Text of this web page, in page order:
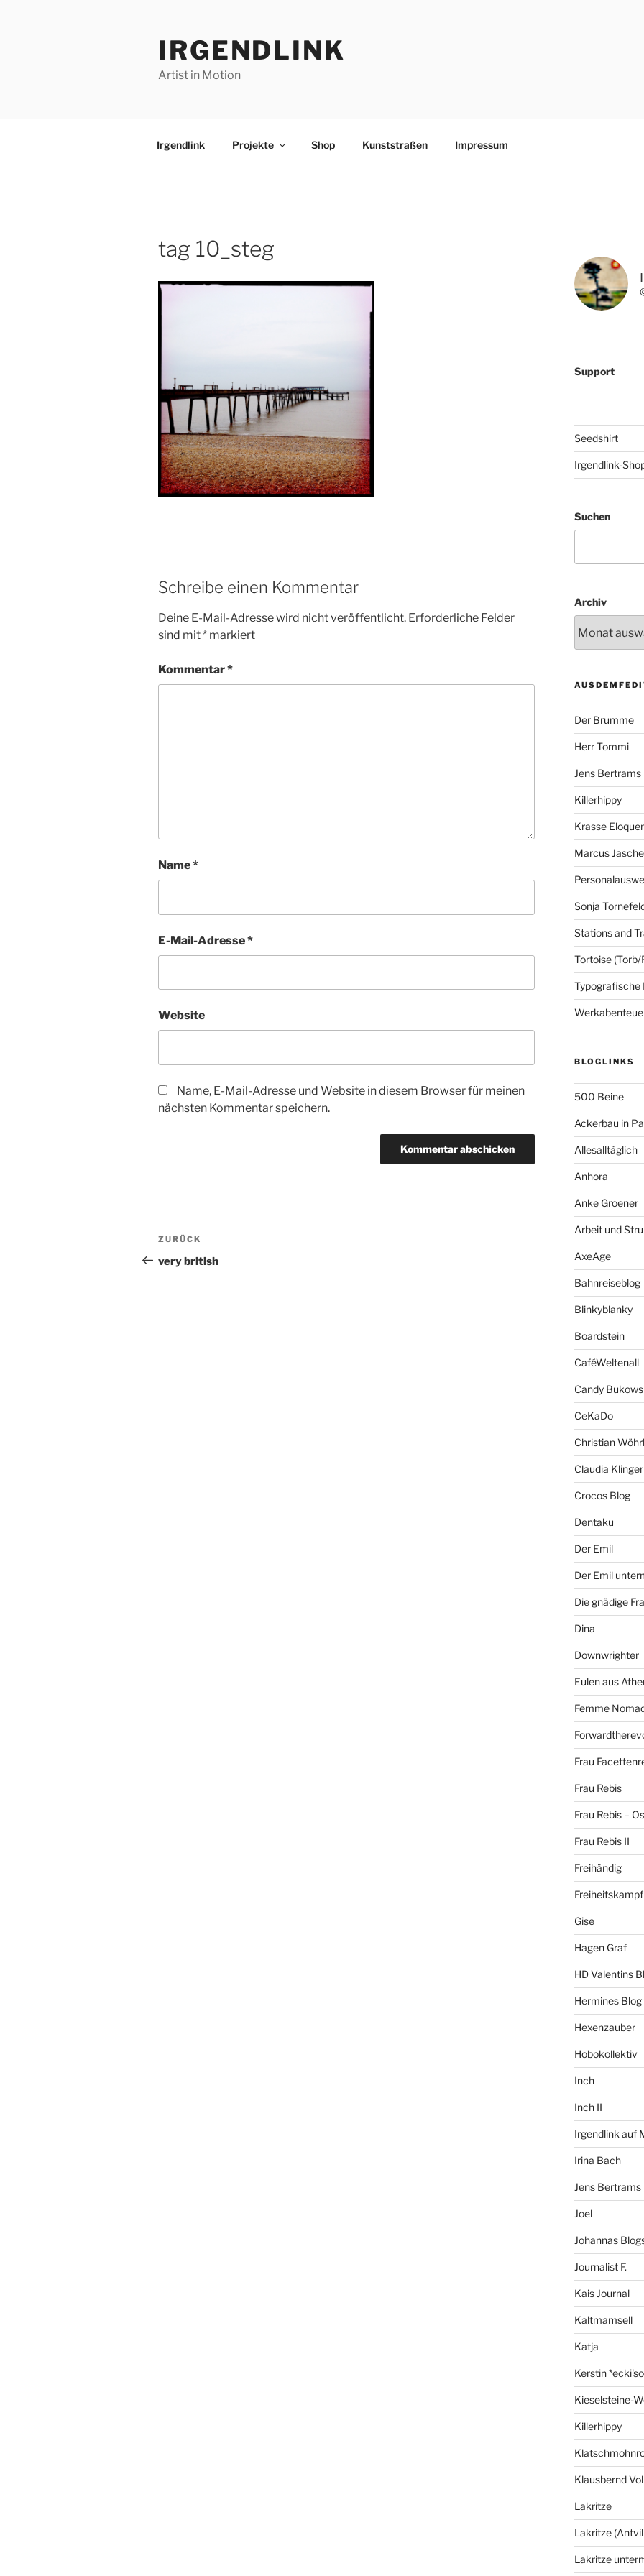
IRGENDLINK
Artist in Motion
Irgendlink Projekte Shop Kunststraßen Impressum
tag 10_steg
Schreibe einen Kommentar
Deine E-Mail-Adresse wird nicht veröffentlicht. Erforderliche Felder
sind mit* markiert
Kommentar*
Name*
E-Mail-Adresse*
Website
Name, E-Mail-Adresse und Website in diesem Browser für meinen
nächsten Kommentar speichern.
Beitragsnavigation
Vorheriger
Beitrag
ZURÜCK
very british
Support
Seedshirt
Irgendlink-
Suchen
Archiv
Der Brumme
Herr Tommi
Jens Bertrams
Killerhippy
Krasse
Marcus
Sonja
Stations and
Tortoise (Torb/
Typografische
BLOGLINKS
500 Beine
Ackerbau in
Allesalltäglich
Anhora
Anke Groener
Arbeit und
AxeAge
Bahnreiseblog
Blinkyblanky
Boardstein
CaféWeltenall
Candy
CeKaDo
Christian Wöhrl
Claudia Klinger
Crocos Blog
Dentaku
Der Emil
Der Emil
Die gnädige
Dina
Downwrighter
Eulen aus
Femme
Frau
Frau Rebis
Frau Rebis –
Frau Rebis II
Freihändig
Freiheitskampf
Gise
Hagen Graf
HD Valentins
Hermines Blog
Hexenzauber
Hobokollektiv
Inch
Inch II
Irgendlink auf
Irina Bach
Jens Bertrams
Joel
Johannas
Journalist F.
Kais Journal
Kaltmamsell
Katja
Kerstin
Kieselsteine-
Killerhippy
Klausbernd
Lakritze
Lakritze
Lakritze